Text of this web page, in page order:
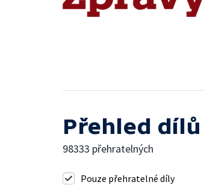
Přehled dílů
98333 přehratelných
Pouze přehratelné díly